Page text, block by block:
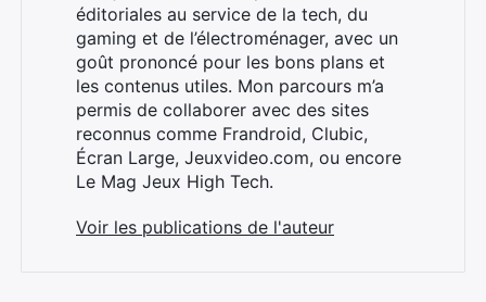
éditoriales au service de la tech, du
gaming et de l’électroménager, avec un
goût prononcé pour les bons plans et
les contenus utiles. Mon parcours m’a
permis de collaborer avec des sites
reconnus comme Frandroid, Clubic,
Écran Large, Jeuxvideo.com, ou encore
Le Mag Jeux High Tech.
Voir les publications de l'auteur